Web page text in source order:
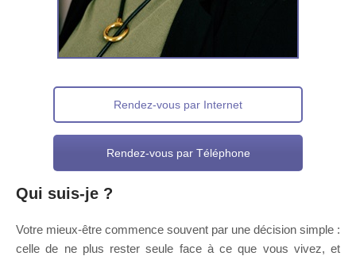
Qui suis-je ?
Votre mieux-être commence souvent par une décision simple :
celle de ne plus rester seule face à ce que vous vivez, et
Rendez-vous par Internet
Rendez-vous par Téléphone